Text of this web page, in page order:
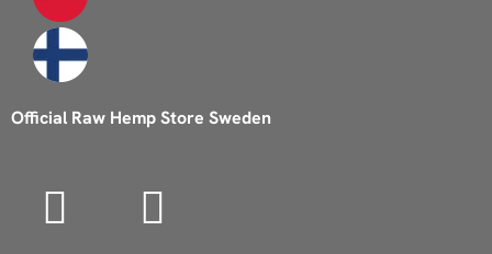
Official Raw Hemp Store Sweden
I
n
F
a